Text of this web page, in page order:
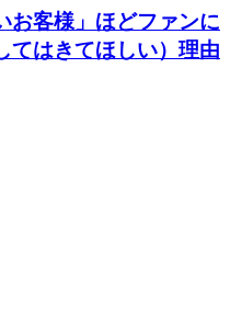
お客様」ほどファンに
てはきてほしい）理由